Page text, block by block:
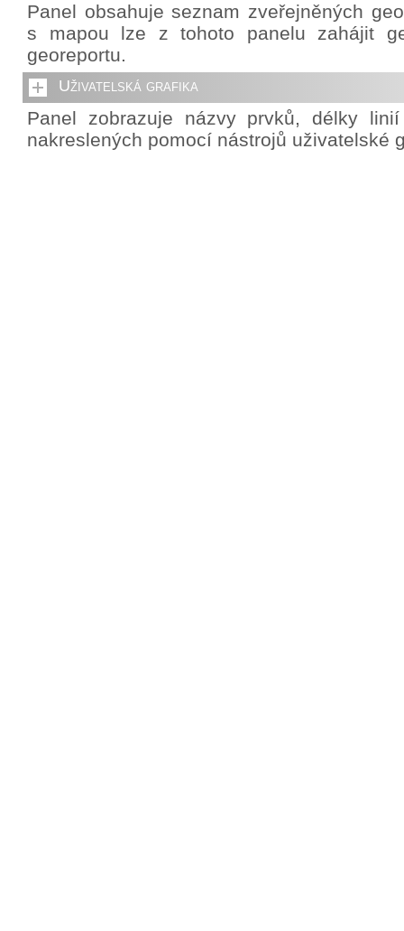
Panel obsahuje seznam zveřejněných
s mapou lze z tohoto panelu zahájit
georeportu.
Uživatelská grafika
Panel zobrazuje názvy prvků, délky
nakreslených pomocí nástrojů uživatelské